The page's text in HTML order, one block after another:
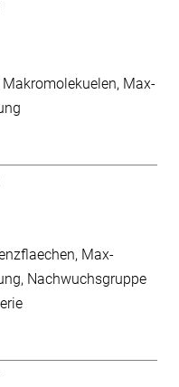
Max-
Max-
Nachwuchsgruppe